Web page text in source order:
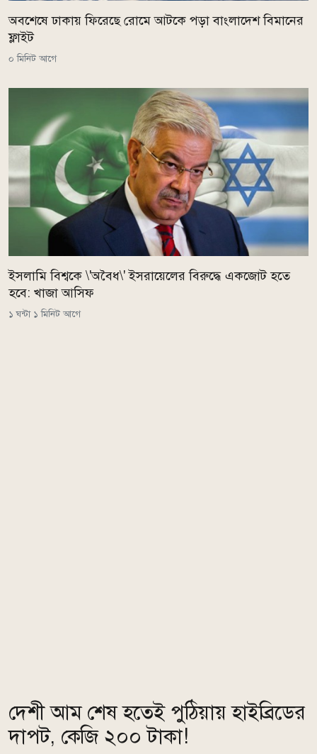
অবশেষে ঢাকায় ফিরেছে রোমে আটকে পড়া বাংলাদেশ বিমানের
ফ্লাইট
০ মিনিট আগে
ইসলামি বিশ্বকে \'অবৈধ\' ইসরায়েলের বিরুদ্ধে একজোট হতে
হবে: খাজা আসিফ
১ ঘন্টা ১ মিনিট আগে
দেশী আম শেষ হতেই পুঠিয়ায় হাইব্রিডের
দাপট, কেজি ২০০ টাকা!